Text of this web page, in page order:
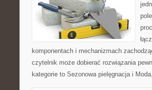
komponentach i mechanizmach
czytelnik może dobierać rozwiązania
kategorie to Sezonowa pielęgnacja i